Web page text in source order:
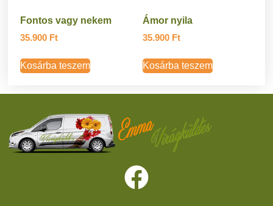
Fontos vagy nekem
35.900 Ft
Kosárba teszem
Ámor nyila
35.900 Ft
Kosárba teszem